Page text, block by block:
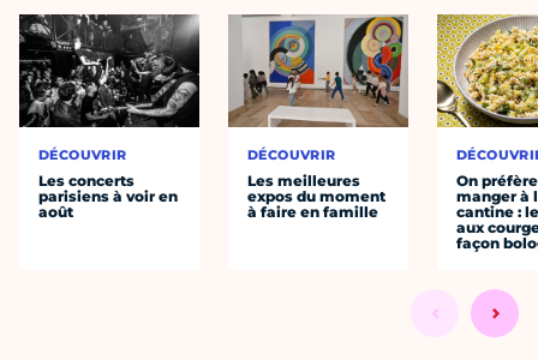
DÉCOUVRIR
Les concerts
parisiens à voir en
août
DÉCOUVRIR
Les meilleures
expos du moment
à faire en famille
On préfère
manger à
cantine :
aux
façon